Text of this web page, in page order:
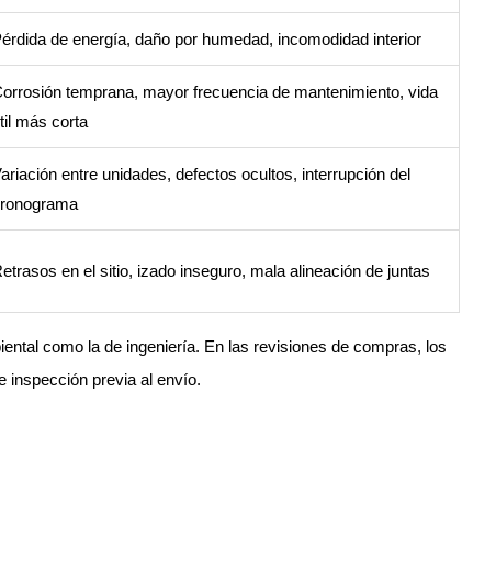
de energía, daño por humedad, incomodidad interior
temprana, mayor frecuencia de mantenimiento, vida
más corta
entre unidades, defectos ocultos, interrupción del
en el sitio, izado inseguro, mala alineación de juntas
como la de ingeniería. En las revisiones de compras, los
inspección previa al envío.